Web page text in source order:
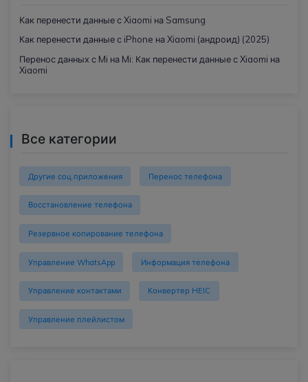
Как перенести данные с Xiaomi на Samsung
Как перенести данные с iPhone на Xiaomi (андроид) (2025)
Перенос данных с Mi на Mi: Как перенести данные с Xiaomi на
Xiaomi
Все категории
Другие соц.приложения Перенос телефона
Восстановление телефона
Резервное копирование телефона
Управление WhatsApp Информация телефона
Управление контактами Конвертер HEIC
Управление плейлистом